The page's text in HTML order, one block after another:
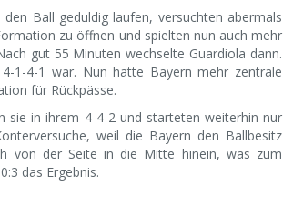
Ball geduldig laufen, versuchten abermals
zu öffnen und spielten nun auch mehr
gut 55 Minuten wechselte Guardiola dann.
1-4-1 war. Nun hatte Bayern mehr zentrale
für Rückpässe.
sie in ihrem 4-4-2 und starteten weiterhin nur
weil die Bayern den Ballbesitz
von der Seite in die Mitte hinein, was zum
das Ergebnis.